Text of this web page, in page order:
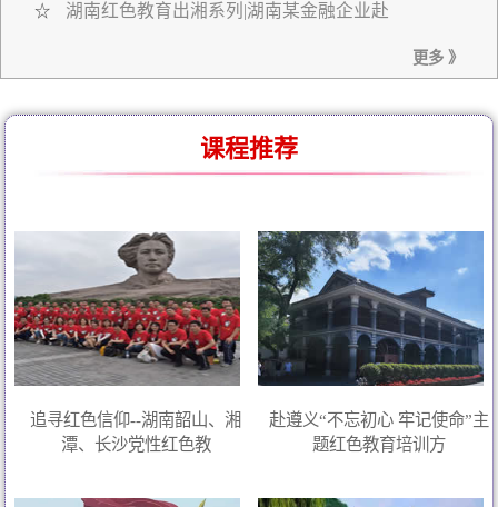
☆ 湖南红色教育出湘系列|湖南某金融企业赴
更多 》
课程推荐
追寻红色信仰--湖南韶山、湘
潭、长沙党性红色教
赴遵义“不忘初心 牢记使命”主
题红色教育培训方